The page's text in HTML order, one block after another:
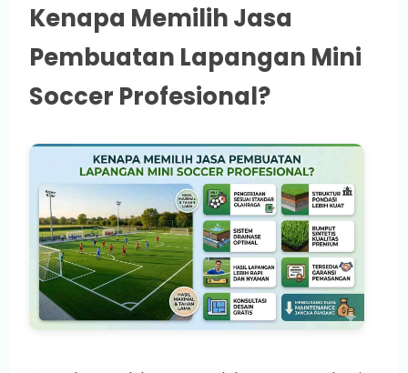
Kenapa Memilih Jasa
Pembuatan Lapangan Mini
Soccer Profesional?